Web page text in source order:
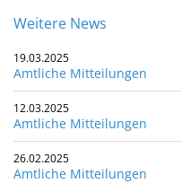
Weitere News
19.03.2025
Amtliche Mitteilungen
12.03.2025
Amtliche Mitteilungen
26.02.2025
Amtliche Mitteilungen